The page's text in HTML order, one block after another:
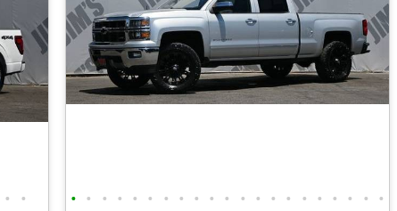
• • • • • • • • • • • • • • • • • • • • • • •